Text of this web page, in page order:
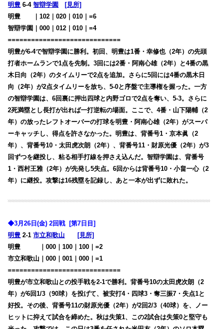
明豊 6-4 智辯学園
[見所]
明豊
｜102｜020｜010｜=6
智辯学園｜000｜012｜010｜=4
=============================
明豊が6-4で智辯学園に勝利。初回、明豊は1番・幸修也（2年）の先頭
打者ホームランで1点を先制。3回には2番・阿南心雄（2年）と4番の黒
木日向（2年）のタイムリーで2点を追加。さらに5回には4番の黒木日
向（2年）が2点タイムリーを放ち、5-0と序盤で主導権を握った。一方
の智辯学園は、6回裏に押出四球と内野ゴロで2点を奪い、5-3。さらに
2死満塁とし長打が出れば一打逆転の場面。ここで、4番・山下陽輔（2
年）の放ったレフトオーバーの打球を明豊・阿南心雄（2年）がスーパ
ーキャッチし、得点を許さなかった。明豊は、背番号1・京本眞（2
年）、背番号10・太田虎次朗（2年）、背番号11・財原光優（2年）が3
回ずつを継投し、粘る相手打線を押さえ込んだ。智辯学園は、背番号
1・西村王雅（2年）が先発し5失点。6回からは背番号10・小畠一心（2
年）に継投。攻撃は16残塁を記録し、あと一本が出ずに敗れた。
◆3月26日(金) 2回戦 [第7日目]
明豊 2-1市立和歌山
[見所]
明豊
｜000｜100｜100｜=2
市立和歌山｜000｜001｜000｜=1
=============================
明豊が市立和歌山との投手戦を2-1で勝利。背番号10の太田虎次朗（2
年）が6回1/3（90球）を投げて、被安打4・四球3・奪三振7・失点1と
好投。その後、背番号11の財原光優（2年）が2回2/3（40球）を、ノー
ヒットに抑えて試合を締めた。秋は失策1、この2試合は失策0と堅守も